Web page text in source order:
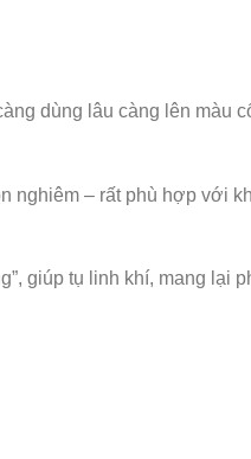
dùng lâu càng lên màu
nghiêm – rất phù hợp với
giúp tụ linh khí, mang lại